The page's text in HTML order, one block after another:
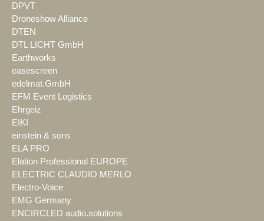
DPVT
Droneshow Alliance
DTEN
DTL LICHT GmbH
Earthworks
easescreen
edelmat.GmbH
EFM Event Logistics
Ehrgeiz
EIKI
einstein & sons
ELA PRO
Elation Professional EUROPE
ELECTRIC CLAUDIO MERLO
Electro-Voice
EMG Germany
ENCIRCLED audio.solutions